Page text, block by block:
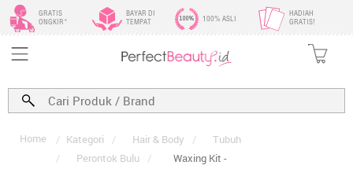
GRATIS
ONGKIR*
BAYAR DI
TEMPAT
100% ASLI
HADIAH
GRATIS!
Home / Kategori / Hair & Body /
Tubuh
/
Perontok Bulu /
Waxing Kit -